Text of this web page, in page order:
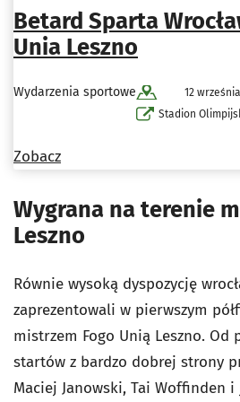
Betard Sparta
Unia Leszno
Wydarzenia sportowe
12
Stadion
Zobacz
Wygrana na terenie
Leszno
Równie wysoką dyspozycję
zaprezentowali w pierwszym
mistrzem Fogo Unią Leszno. Od
startów z bardzo dobrej strony
Maciej Janowski, Tai Woffinden